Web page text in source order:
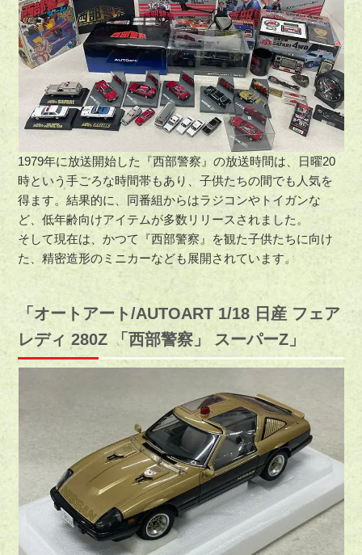
1979年に放送開始した『西部警察』の放送時間は、日曜20
時という手ごろな時間帯もあり、子供たちの間でも人気を
得ます。結果的に、同番組からはラジコンやトイガンな
ど、低年齢向けアイテムが多数リリースされました。
そして現在は、かつて『西部警察』を観た子供たちに向け
た、精密造形のミニカーなども展開されています。
「オートアート/AUTOART 1/18 日産 フェア
レディ 280Z 「西部警察」 スーパーZ」